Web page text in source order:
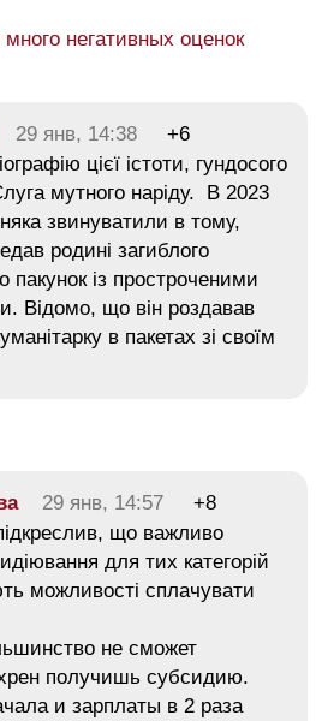
негативных оценок
29 янв, 14:38
+6
цієї істоти, гундосого
мутного наріду. В 2023
звинуватили в тому,
родині загиблого
пакунок із простроченими
Відомо, що він роздавав
в пакетах зі своїм
29 янв, 14:57
+8
що важливо
для тих категорій
можливості сплачувати
не сможет
получишь субсидию.
и зарплаты в 2 раза